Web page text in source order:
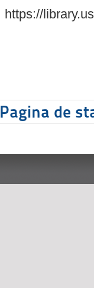
https://
Pagina de